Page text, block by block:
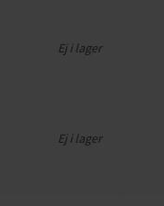
Ej i lager
Ej i lager